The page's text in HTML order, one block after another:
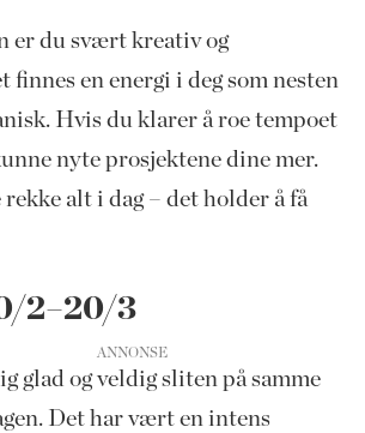
er du svært kreativ og
finnes en energi i deg som nesten
Hvis du klarer å roe tempoet
nyte prosjektene dine mer.
alt i dag – det holder å få
2–20/3
glad og veldig sliten på samme
Det har vært en intens